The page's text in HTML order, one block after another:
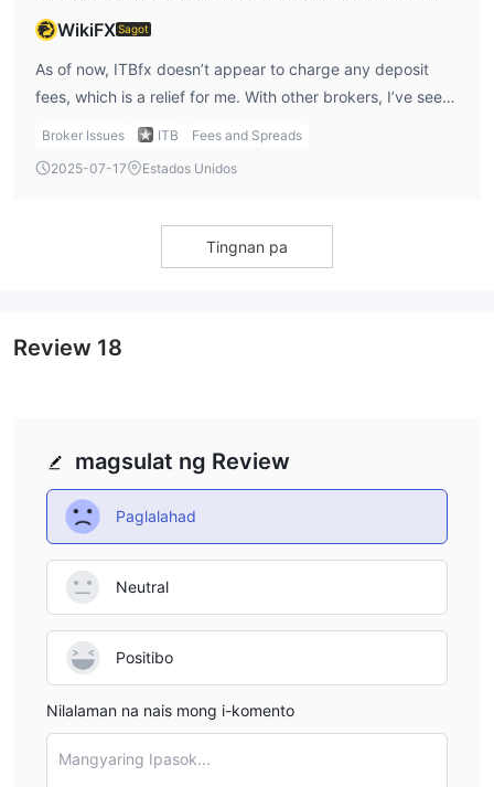
WikiFXSagot
As of now, ITBfx doesn’t appear to charge any deposit
fees, which is a relief for me. With other brokers, I’ve seen
unexpected deposit charges, and it’s always a bit
in detail, I would still verify with their support team to
Broker Issues ITB
Fees and Spreads
2025-07-17
Estados Unidos
Tingnan pa
magsulat ng Review
Paglalahad
Neutral
Positibo
Nilalaman na nais mong i-komento
Mangyaring Ipasok...
Review 18